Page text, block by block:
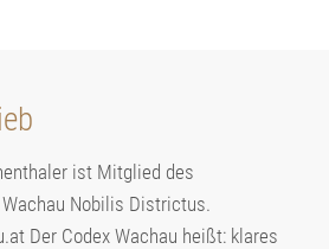
ist Mitglied des
Nobilis Districtus.
Der Codex Wachau heißt: klares